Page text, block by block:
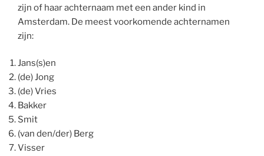
zijn of haar achternaam met een ander kind in
Amsterdam. De meest voorkomende achternamen
zijn:
Jans(s)en
(de) Jong
(de) Vries
Bakker
Smit
(van den/der) Berg
Visser